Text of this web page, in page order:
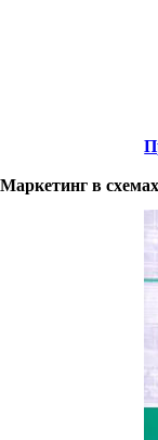
Маркетинг в